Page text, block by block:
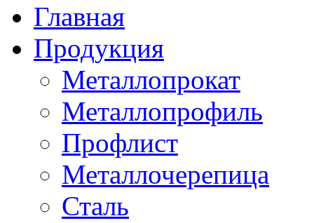
Главная
Продукция
Металлопрокат
Металлопрофиль
Профлист
Металлочерепица
Сталь